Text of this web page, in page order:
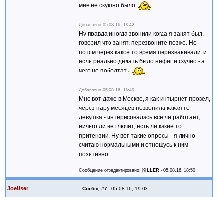
мне не скушно было
Добавлено 05.08.16, 18:42
Ну правда иногда звонили когда я занят был,
говорил что занят, перезвоните позже. Но
потом через какое то время перезванивали, и
если реально делать было нефиг и скучно - а
чего не поболтать
Добавлено 05.08.16, 18:49
Мне вот даже в Москве, я как интырнет провел,
через пару месяцев позвонила какая то
девушка - интересовалась все ли работает,
ничего ли не глючит, есть ли какие то
притензии. Ну вот такие опросы - я лично
считаю нормальными и отношусь к ним
позитивно.
Сообщение отредактировано: KILLER - 05.08.16, 18:50
JoeUser Сообщ. #7 05.08.16, 19:03